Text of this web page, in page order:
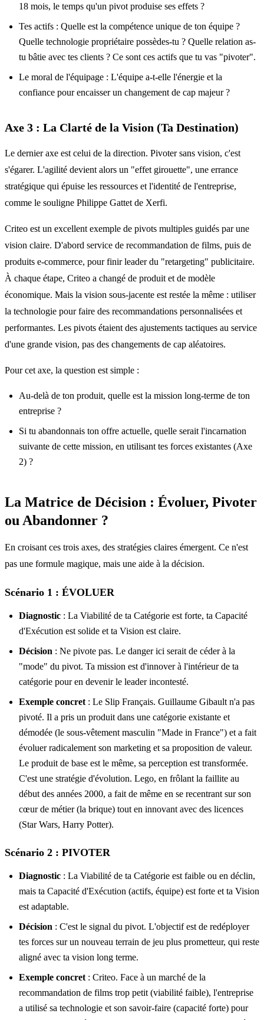
18 mois, le temps qu'un pivot produise ses effets ?
Tes actifs : Quelle est la compétence unique de ton équipe ?
Quelle technologie propriétaire possèdes-tu ? Quelle relation as-
tu bâtie avec tes clients ? Ce sont ces actifs que tu vas "pivoter".
Le moral de l'équipage : L'équipe a-t-elle l'énergie et la
confiance pour encaisser un changement de cap majeur ?
Axe 3 : La Clarté de la Vision (Ta Destination)
Le dernier axe est celui de la direction. Pivoter sans vision, c'est
s'égarer. L'agilité devient alors un "effet girouette", une errance
stratégique qui épuise les ressources et l'identité de l'entreprise,
comme le souligne Philippe Gattet de Xerfi.
Criteo est un excellent exemple de pivots multiples guidés par une
vision claire. D'abord service de recommandation de films, puis de
produits e-commerce, pour finir leader du "retargeting" publicitaire.
À chaque étape, Criteo a changé de produit et de modèle
économique. Mais la vision sous-jacente est restée la même : utiliser
la technologie pour faire des recommandations personnalisées et
performantes. Les pivots étaient des ajustements tactiques au service
d'une grande vision, pas des changements de cap aléatoires.
Pour cet axe, la question est simple :
Au-delà de ton produit, quelle est la mission long-terme de ton
entreprise ?
Si tu abandonnais ton offre actuelle, quelle serait l'incarnation
suivante de cette mission, en utilisant tes forces existantes (Axe
2) ?
La Matrice de Décision : Évoluer, Pivoter
ou Abandonner ?
En croisant ces trois axes, des stratégies claires émergent. Ce n'est
pas une formule magique, mais une aide à la décision.
Scénario 1 : ÉVOLUER
Diagnostic : La Viabilité de ta Catégorie est forte, ta Capacité
d'Exécution est solide et ta Vision est claire.
Décision : Ne pivote pas. Le danger ici serait de céder à la
"mode" du pivot. Ta mission est d'innover à l'intérieur de ta
catégorie pour en devenir le leader incontesté.
Exemple concret : Le Slip Français. Guillaume Gibault n'a pas
pivoté. Il a pris un produit dans une catégorie existante et
démodée (le sous-vêtement masculin "Made in France") et a fait
évoluer radicalement son marketing et sa proposition de valeur.
Le produit de base est le même, sa perception est transformée.
C'est une stratégie d'évolution. Lego, en frôlant la faillite au
début des années 2000, a fait de même en se recentrant sur son
cœur de métier (la brique) tout en innovant avec des licences
(Star Wars, Harry Potter).
Scénario 2 : PIVOTER
Diagnostic : La Viabilité de ta Catégorie est faible ou en déclin,
mais ta Capacité d'Exécution (actifs, équipe) est forte et ta Vision
est adaptable.
Décision : C'est le signal du pivot. L'objectif est de redéployer
tes forces sur un nouveau terrain de jeu plus prometteur, qui reste
aligné avec ta vision long terme.
Exemple concret : Criteo. Face à un marché de la
recommandation de films trop petit (viabilité faible), l'entreprise
a utilisé sa technologie et son savoir-faire (capacité forte) pour